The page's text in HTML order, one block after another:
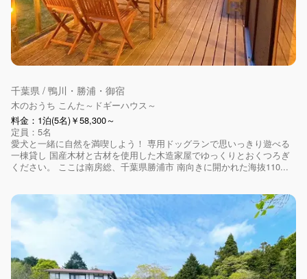
千葉県 / 鴨川・勝浦・御宿
木のおうち こんた～ドギーハウス～
料金：1泊(5名)￥58,300～
定員：5名
愛犬と一緒に自然を満喫しよう！ 専用ドッグランで思いっきり遊べる
一棟貸し 国産木材と古材を使用した木造家屋でゆっくりとおくつろぎ
ください。 ここは南房総、千葉県勝浦市 南向きに開かれた海抜110...